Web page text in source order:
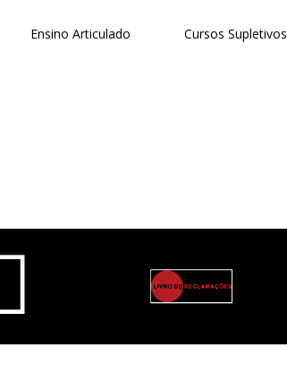
Ensino Articulado Cursos Supletivos